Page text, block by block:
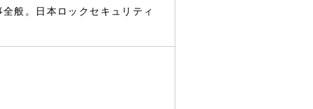
般。日本ロックセキュリティ